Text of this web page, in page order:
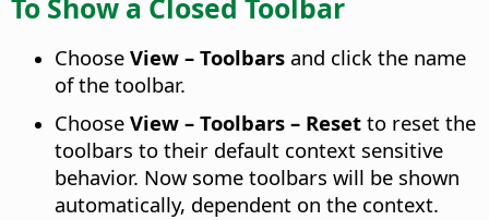
To Show a Closed Toolbar
Choose View – Toolbars and click the name
of the toolbar.
Choose View – Toolbars – Reset to reset the
toolbars to their default context sensitive
behavior. Now some toolbars will be shown
automatically, dependent on the context.